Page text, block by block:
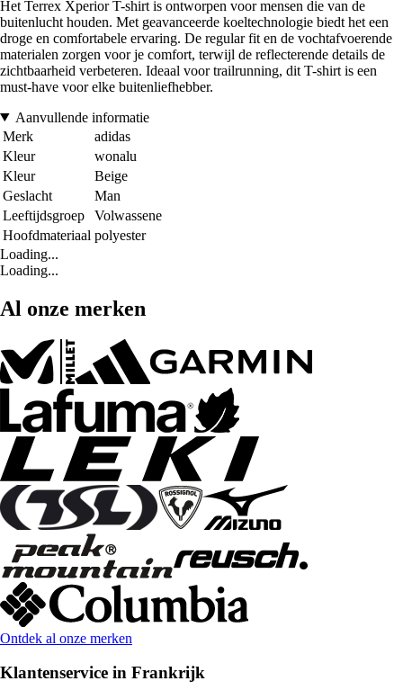
Het Terrex Xperior T-shirt is ontworpen voor mensen die van de
buitenlucht houden. Met geavanceerde koeltechnologie biedt het een
droge en comfortabele ervaring. De regular fit en de vochtafvoerende
materialen zorgen voor je comfort, terwijl de reflecterende details de
zichtbaarheid verbeteren. Ideaal voor trailrunning, dit T-shirt is een
must-have voor elke buitenliefhebber.
Aanvullende informatie
Merk
adidas
Kleur
wonalu
Kleur
Beige
Geslacht
Man
Leeftijdsgroep
Volwassene
Hoofdmateriaal polyester
Loading...
Loading...
Al onze merken
Ontdek al onze merken
Klantenservice in Frankrijk